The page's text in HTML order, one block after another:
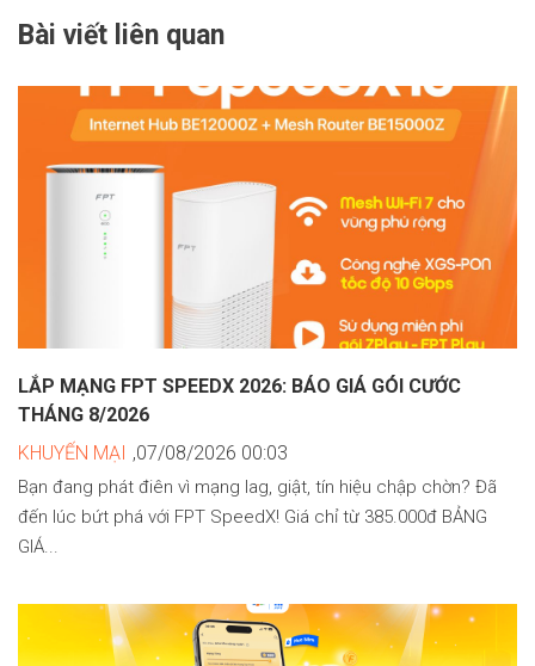
Bài viết liên quan
LẮP MẠNG FPT SPEEDX 2026: BÁO GIÁ GÓI CƯỚC
THÁNG 8/2026
KHUYẾN MẠI ,07/08/2026 00:03
Bạn đang phát điên vì mạng lag, giật, tín hiệu chập chờn? Đã
đến lúc bứt phá với FPT SpeedX! Giá chỉ từ 385.000đ BẢNG
GIÁ...